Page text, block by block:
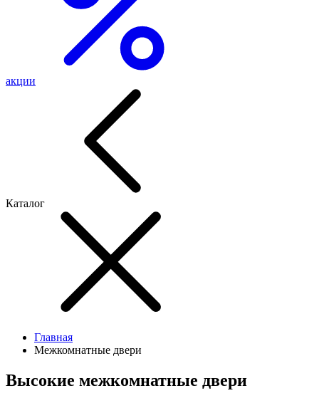
акции
Каталог
Главная
Межкомнатные двери
Высокие межкомнатные двери